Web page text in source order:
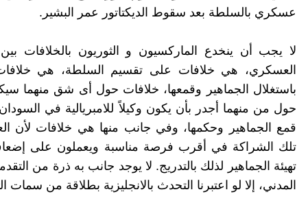
عسكري بالسلطة بعد سقوط الديكتاتور عمر البشير.
لا يجب أن ينخدع الماركسيون و الثوريون بالخلافات
العسكري، هي خلافات على تقسيم السلطة، هي
باستغلال الجماهير وقمعها، خلافات حول أى شق منهما
حول من منهما أجدر بأن يكون وكيلاً للامبريالية في
قمع الجماهير وحكمها، وفي جانب منها هي خلافات لأن
تلك الشراكة في أقرب فرصة مناسبة ويعملون على
تهيئة الجماهير لذلك بالتدريج. لا يوجد جانب به ذرة من
المدني، إلا لو اعتبرنا التحدث بالانجليزية بطلاقة من سمات